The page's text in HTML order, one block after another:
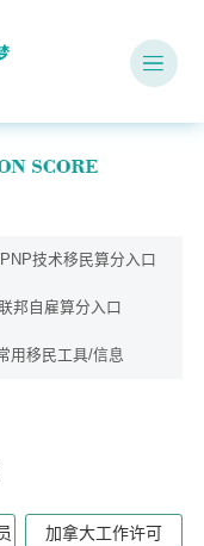
技术移民算分入口
邦自雇算分入口
用移民工具/信息
加拿大工作许可